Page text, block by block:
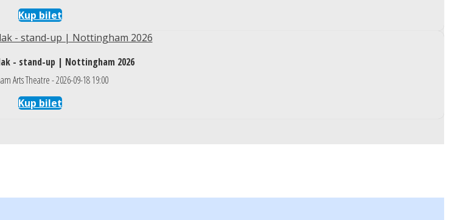
Kup bilet
- stand-up | Nottingham 2026
Arts Theatre - 2026-09-18 19:00
Kup bilet